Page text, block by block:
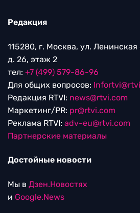
Редакция
115280, г. Москва, ул. Ленинская
д. 26, этаж 2
тел: +7 (499) 579-86-96
Для общих вопросов:
Редакция RTVI: news@rtvi.com
Маркетинг/PR: pr@rtvi.com
Реклама RTVI: adv-eu@rtvi.com
Партнерские материалы
Достойные новости
Мы в Дзен.Новостях
и Google.News